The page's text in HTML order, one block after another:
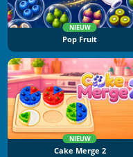
NIEUW
Pop Fruit
NIEUW
Cake Merge 2